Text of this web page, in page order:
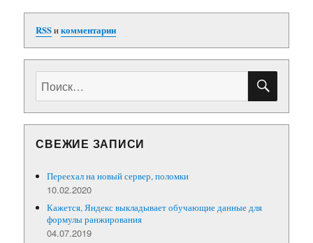
RSSикомментарии
СВЕЖИЕ ЗАПИСИ
Переехал на новый сервер, поломки
10.02.2020
Кажется, Яндекс выкладывает обучающие данные для
формулы ранжирования
04.07.2019